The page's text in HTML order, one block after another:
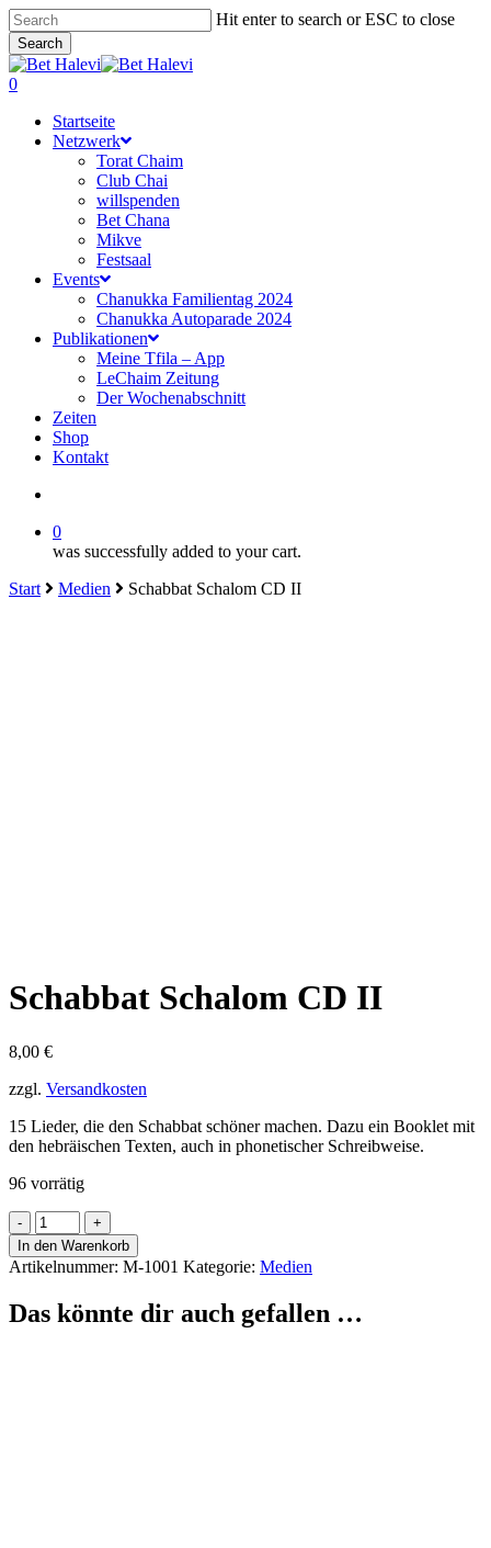
Skip
to
main
content
Hit enter to search or ESC to close
Search
Close
Search
search
0
Startseite
Netzwerk
Torat Chaim
Club Chai
willspenden
Bet Chana
Mikve
Festsaal
Events
Chanukka Familientag 2024
Chanukka Autoparade 2024
Publikationen
Meine Tfila – App
LeChaim Zeitung
Der Wochenabschnitt
Zeiten
Shop
Kontakt
0
was successfully added to your cart.
Start
Medien Schabbat Schalom CD II
Schabbat Schalom CD II
8,00 €
zzgl. Versandkosten
15 Lieder, die den Schabbat schöner machen. Dazu ein Booklet mit
den hebräischen Texten, auch in phonetischer Schreibweise.
96 vorrätig
Schabbat
Schalom
CD
II
In den Warenkorb
Artikelnummer: M-1001 Kategorie: Medien
Das könnte dir auch gefallen …